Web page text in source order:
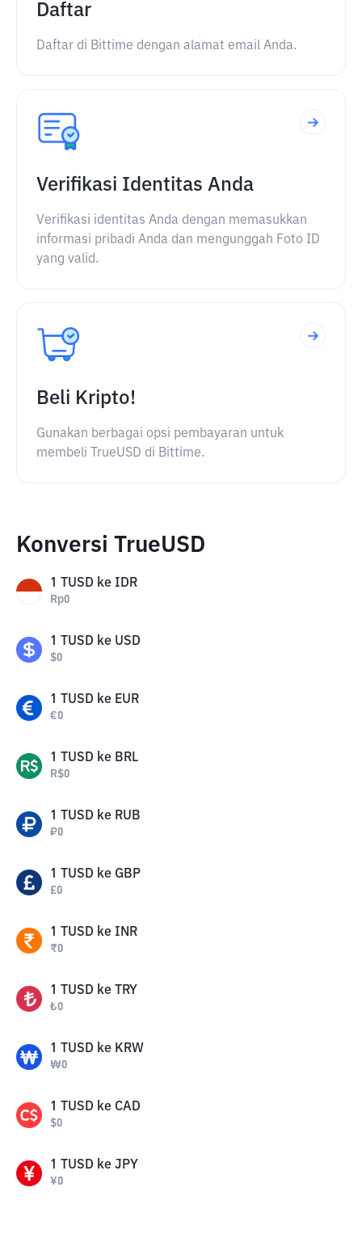
Daftar
Daftar di Bittime dengan alamat email Anda.
Verifikasi Identitas Anda
Verifikasi identitas Anda dengan memasukkan
informasi pribadi Anda dan mengunggah Foto ID
yang valid.
Beli Kripto!
Gunakan berbagai opsi pembayaran untuk
membeli TrueUSD di Bittime.
Konversi TrueUSD
1 TUSD ke IDR
Rp0
1 TUSD ke USD
$0
1 TUSD ke EUR
€0
1 TUSD ke BRL
R$0
1 TUSD ke RUB
₽0
1 TUSD ke GBP
£0
1 TUSD ke INR
₹0
1 TUSD ke TRY
₺0
1 TUSD ke KRW
₩0
1 TUSD ke CAD
$0
1 TUSD ke JPY
¥0